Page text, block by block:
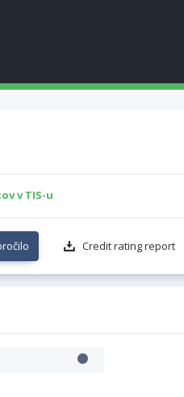
v TIS-u
Credit rating report